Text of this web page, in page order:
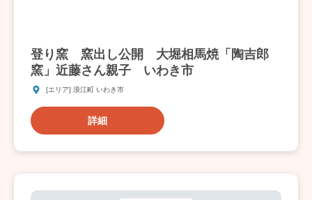
登り窯 窯出し公開 大堀相馬焼「陶吉郎
窯」近藤さん親子 いわき市
[エリア] 浪江町 いわき市
詳細